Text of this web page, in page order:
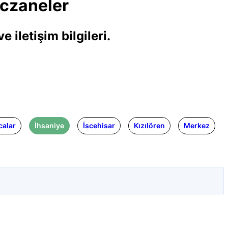
iletişim bilgileri.
İhsaniye İscehisar Kızılören Merkez